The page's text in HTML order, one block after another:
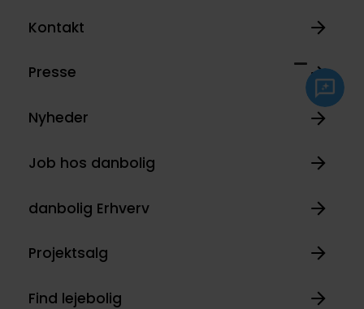
Kontakt
Presse
Nyheder
Job hos danbolig
danbolig Erhverv
Projektsalg
Find lejebolig